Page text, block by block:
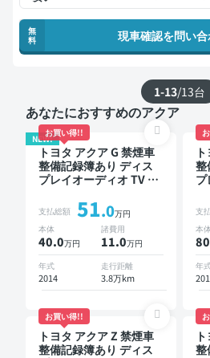
無
料
現車確認を問い
1-13/13台
あなたにおすすめのアクア
NEW!
お買い得!!
トヨタ アクア G 禁煙車
整備記録簿あり ディス
プレイオーディオ TV ス
モニター
支払総額 51.0万円
本体
40.0万円
諸費用
11.0万円
年式
2014
走行距離
3.8万km
整
モ
支
本
年
お買い得!!
トヨタ アクア Z 禁煙車
整備記録簿あり ディス
整